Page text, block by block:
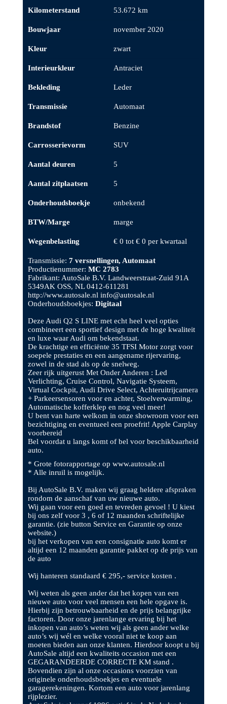
Kilometerstand 53.672 km
Bouwjaar november 2020
Kleur zwart
Interieurkleur Antraciet
Bekleding Leder
Transmissie Automaat
Brandstof Benzine
Carrosserievorm SUV
Aantal deuren 5
Aantal zitplaatsen 5
Onderhoudsboekje onbekend
BTW/Marge marge
Wegenbelasting € 0 tot € 0 per kwartaal
Transmissie: 7 versnellingen, Automaat
Productienummer: MC 2783
Fabrikant: AutoSale B.V. Landweerstraat-Zuid 91A
5349AK OSS, NL 0412-611281
http://www.autosale.nl info@autosale.nl
Onderhoudsboekjes: Digitaal
Deze Audi Q2 S LINE met echt heel veel opties
combineert een sportief design met de hoge kwaliteit
en luxe waar Audi om bekendstaat.
De krachtige en efficiënte 35 TFSI Motor zorgt voor
soepele prestaties en een aangename rijervaring,
zowel in de stad als op de snelweg.
Zeer rijk uitgerust Met Onder Anderen : Led
Verlichting, Cruise Control, Navigatie Systeem,
Virtual Cockpit, Audi Drive Select, Achteruitrijcamera
+ Parkeersensoren voor en achter, Stoelverwarming,
Automatische kofferklep en nog veel meer!
U bent van harte welkom in onze showroom voor een
bezichtiging en eventueel een proefrit! Apple Carplay
voorbereid
Bel voordat u langs komt of bel voor beschikbaarheid
auto.
* Grote fotorapportage op www.autosale.nl
* Alle inruil is mogelijk.
Bij AutoSale B.V. maken wij graag heldere afspraken
rondom de aanschaf van uw nieuwe auto.
Wij gaan voor een goed en tevreden gevoel ! U kiest
bij ons zelf voor 3 , 6 of 12 maanden schriftelijke
garantie. (zie button Service en Garantie op onze
website.)
bij het verkopen van een consignatie auto komt er
altijd een 12 maanden garantie pakket op de prijs van
de auto
Wij hanteren standaard € 295,- service kosten .
Wij weten als geen ander dat het kopen van een
nieuwe auto voor veel mensen een hele opgave is.
Hierbij zijn betrouwbaarheid en de prijs belangrijke
factoren. Door onze jarenlange ervaring bij het
inkopen van auto’s weten wij als geen ander welke
auto’s wij wél en welke vooral niet te koop aan
moeten bieden aan onze klanten. Hierdoor koopt u bij
AutoSale altijd een kwaliteits occasion met een
GEGARANDEERDE CORRECTE KM stand .
Bovendien zijn al onze occasions voorzien van
originele onderhoudsboekjes en eventuele
garagerekeningen. Kortom een auto voor jarenlang
rijplezier.